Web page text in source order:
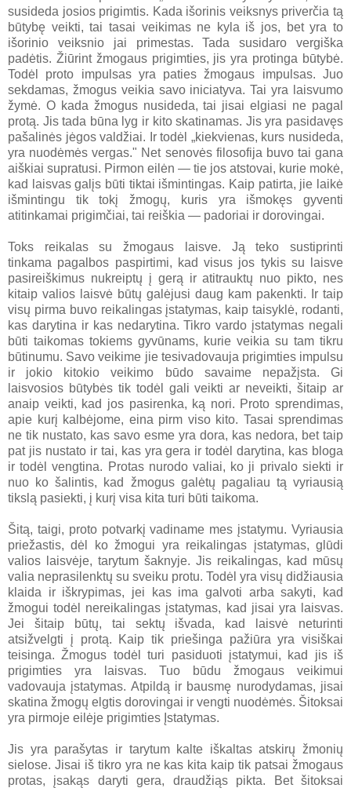
susideda josios prigimtis. Kada išorinis veiksnys priverčia tą
būtybę veikti, tai tasai veikimas ne kyla iš jos, bet yra to
išorinio veiksnio jai primestas. Tada susidaro vergiška
padėtis. Žiūrint žmogaus prigimties, jis yra protinga būtybė.
Todėl proto impulsas yra paties žmogaus impulsas. Juo
sekdamas, žmogus veikia savo iniciatyva. Tai yra laisvumo
žymė. O kada žmogus nusideda, tai jisai elgiasi ne pagal
protą. Jis tada būna lyg ir kito skatinamas. Jis yra pasidavęs
pašalinės jėgos valdžiai. Ir todėl „kiekvienas, kurs nusideda,
yra nuodėmės vergas." Net senovės filosofija buvo tai gana
aiškiai supratusi. Pirmon eilėn — tie jos atstovai, kurie mokė,
kad laisvas galįs būti tiktai išmintingas. Kaip patirta, jie laikė
išmintingu tik tokį žmogų, kuris yra išmokęs gyventi
atitinkamai prigimčiai, tai reiškia — padoriai ir dorovingai.
Toks reikalas su žmogaus laisve. Ją teko sustiprinti
tinkama pagalbos paspirtimi, kad visus jos tykis su laisve
pasireiškimus nukreiptų į gerą ir atitrauktų nuo pikto, nes
kitaip valios laisvė būtų galėjusi daug kam pakenkti. Ir taip
visų pirma buvo reikalingas įstatymas, kaip taisyklė, rodanti,
kas darytina ir kas nedarytina. Tikro vardo įstatymas negali
būti taikomas tokiems gyvūnams, kurie veikia su tam tikru
būtinumu. Savo veikime jie tesivadovauja prigimties impulsu
ir jokio kitokio veikimo būdo savaime nepažįsta. Gi
laisvosios būtybės tik todėl gali veikti ar neveikti, šitaip ar
anaip veikti, kad jos pasirenka, ką nori. Proto sprendimas,
apie kurį kalbėjome, eina pirm viso kito. Tasai sprendimas
ne tik nustato, kas savo esme yra dora, kas nedora, bet taip
pat jis nustato ir tai, kas yra gera ir todėl darytina, kas bloga
ir todėl vengtina. Protas nurodo valiai, ko ji privalo siekti ir
nuo ko šalintis, kad žmogus galėtų pagaliau tą vyriausią
tikslą pasiekti, į kurį visa kita turi būti taikoma.
Šitą, taigi, proto potvarkį vadiname mes įstatymu. Vyriausia
priežastis, dėl ko žmogui yra reikalingas įstatymas, glūdi
valios laisvėje, tarytum šaknyje. Jis reikalingas, kad mūsų
valia neprasilenktų su sveiku protu. Todėl yra visų didžiausia
klaida ir iškrypimas, jei kas ima galvoti arba sakyti, kad
žmogui todėl nereikalingas įstatymas, kad jisai yra laisvas.
Jei šitaip būtų, tai sektų išvada, kad laisvė neturinti
atsižvelgti į protą. Kaip tik priešinga pažiūra yra visiškai
teisinga. Žmogus todėl turi pasiduoti įstatymui, kad jis iš
prigimties yra laisvas. Tuo būdu žmogaus veikimui
vadovauja įstatymas. Atpildą ir bausmę nurodydamas, jisai
skatina žmogų elgtis dorovingai ir vengti nuodėmės. Šitoksai
yra pirmoje eilėje prigimties Įstatymas.
Jis yra parašytas ir tarytum kalte iškaltas atskirų žmonių
sielose. Jisai iš tikro yra ne kas kita kaip tik patsai žmogaus
protas, įsakąs daryti gera, draudžiąs pikta. Bet šitoksai